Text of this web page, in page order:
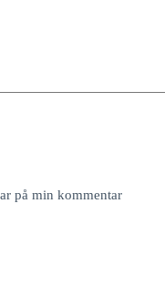
på min kommentar